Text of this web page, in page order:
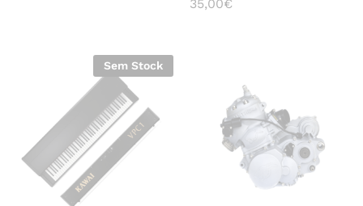
35,00€
Sem Stock